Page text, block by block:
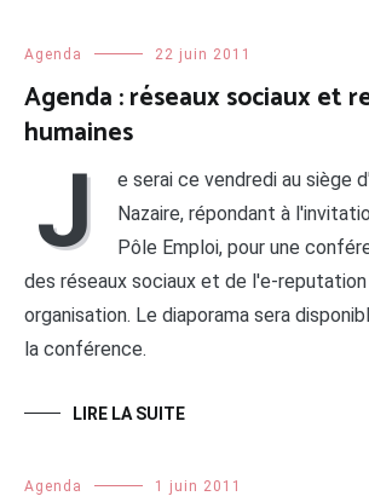
Agenda 22 juin 2011
Agenda : réseaux sociaux et
humaines
J
e serai ce vendredi au siège
Nazaire, répondant à
Pôle Emploi, pour une
des réseaux sociaux et de l'e-reputation
organisation. Le diaporama sera
la conférence.
LIRE LA SUITE
Agenda 1 juin 2011